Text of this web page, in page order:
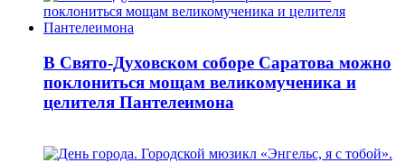
В Свято-Духовском соборе Саратова можно
поклониться мощам великомученика и
целителя Пантелеимона